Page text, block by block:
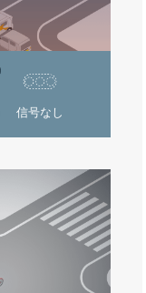
信号なし